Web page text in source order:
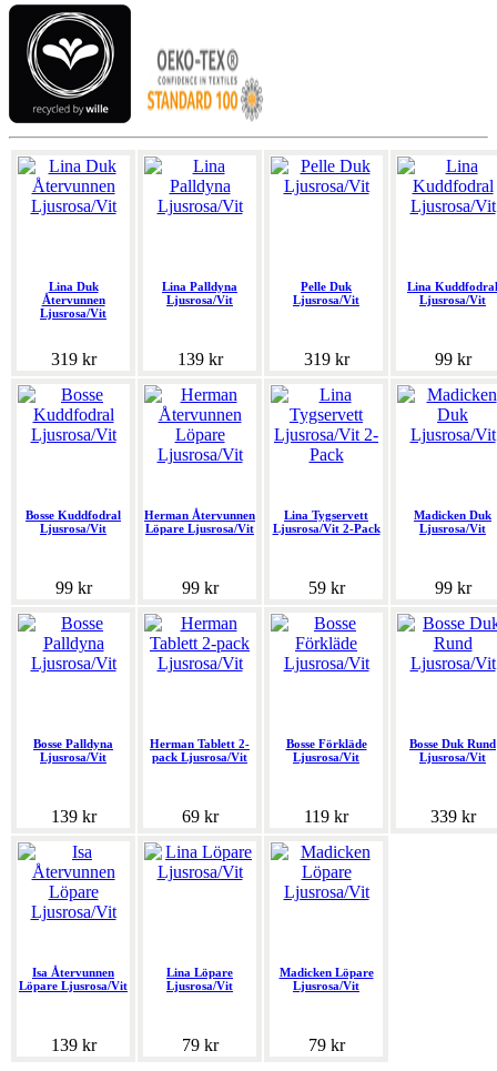
Lina Duk
Återvunnen
Ljusrosa/Vit
319 kr
Lina Palldyna
Ljusrosa/Vit
139 kr
Pelle Duk
Ljusrosa/Vit
319 kr
Lina Kuddfodral
Ljusrosa/Vit
99 kr
Bosse Kuddfodral
Ljusrosa/Vit
99 kr
Herman Återvunnen
Löpare Ljusrosa/Vit
99 kr
Lina Tygservett
Ljusrosa/Vit 2-Pack
59 kr
Madicken Duk
Ljusrosa/Vit
99 kr
Bosse Palldyna
Ljusrosa/Vit
139 kr
Herman Tablett 2-
pack Ljusrosa/Vit
69 kr
Bosse Förkläde
Ljusrosa/Vit
119 kr
Bosse Duk Rund
Ljusrosa/Vit
339 kr
Isa Återvunnen
Löpare Ljusrosa/Vit
139 kr
Lina Löpare
Ljusrosa/Vit
79 kr
Madicken Löpare
Ljusrosa/Vit
79 kr